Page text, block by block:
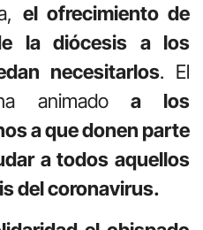
el ofrecimiento de
la diócesis a los
necesitarlos. El
animadoa los
a que donen parte
a todos aquellos
del coronavirus.